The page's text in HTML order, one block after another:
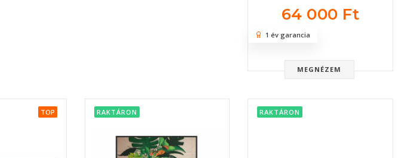
64 000 Ft
MEGNÉZEM
1 év garancia
TOP RAKTÁRON RAKTÁRON